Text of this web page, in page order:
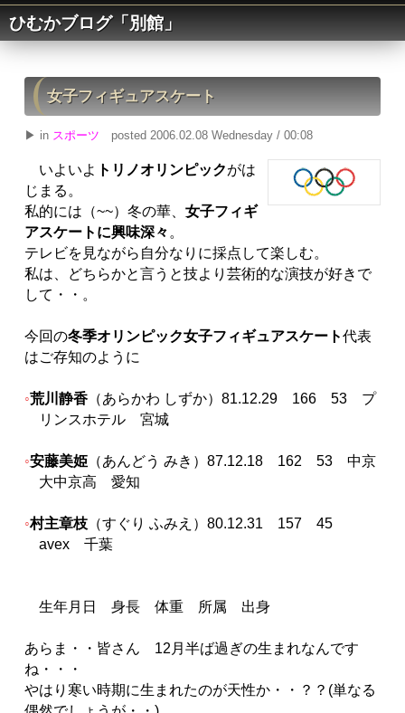
ひむかブログ「別館」
女子フィギュアスケート
▶ in スポーツ posted 2006.02.08 Wednesday / 00:08
いよいよ トリノオリンピックがは
じまる。
私的には（~~）冬の華、女子フィギ
アスケートに興味深々 。
テレビを見ながら自分なりに採点して楽しむ。
私は、どちらかと言うと技より芸術的な演技が好きで
して・・。
今回の冬季オリンピック女子フィギュアスケート代表
はご存知のように
荒川静香 （あらかわ しずか）81.12.29 166 53 プ
リンスホテル 宮城
安藤美姫 （あんどう みき）87.12.18 162 53 中京
大中京高 愛知
村主章枝 （すぐり ふみえ）80.12.31 157 45
avex 千葉
生年月日 身長 体重 所属 出身
あらま・・皆さん 12月半ば過ぎの生まれなんです
ね・・・
やはり寒い時期に生まれたのが天性か・・？？(単なる